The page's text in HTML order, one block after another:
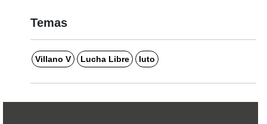
Temas
Villano V Lucha Libre luto